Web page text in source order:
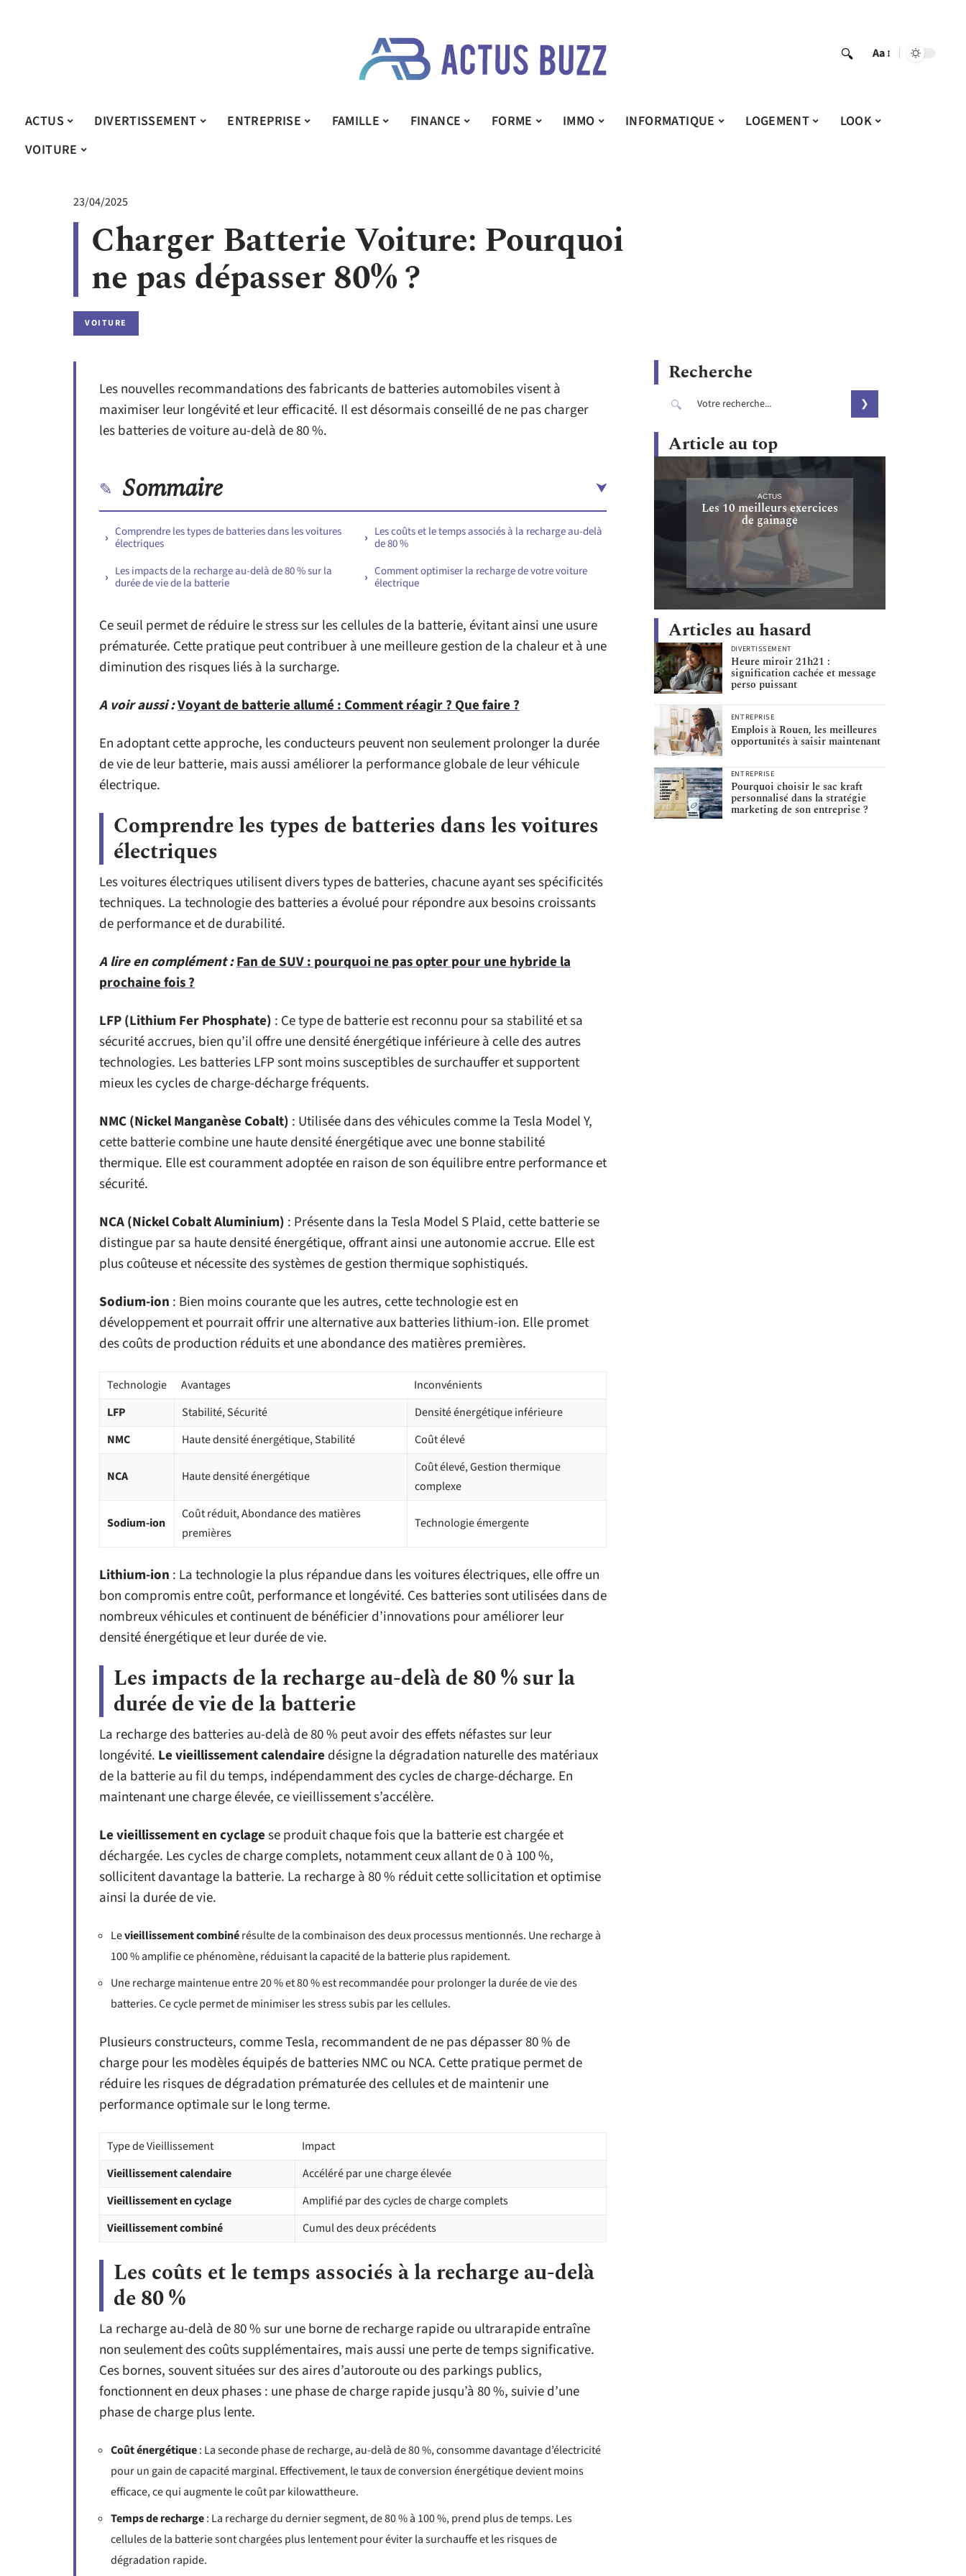
Aa
ACTUS DIVERTISSEMENT ENTREPRISE FAMILLE FINANCE FORME IMMO INFORMATIQUE LOGEMENT
LOOK
VOITURE
23/04/2025
Charger Batterie Voiture: Pourquoi
ne pas dépasser 80% ?
VOITURE
Les nouvelles recommandations des fabricants de batteries automobiles visent à
maximiser leur longévité et leur efficacité. Il est désormais conseillé de ne pas charger
les batteries de voiture au-delà de 80 %.
Sommaire
Comprendre les types de batteries dans les voitures
électriques
Les impacts de la recharge au-delà de 80 % sur la
durée de vie de la batterie
Les coûts et le temps associés à la recharge au-delà
de 80 %
Comment optimiser la recharge de votre voiture
électrique
Ce seuil permet de réduire le stress sur les cellules de la batterie, évitant ainsi une usure
prématurée. Cette pratique peut contribuer à une meilleure gestion de la chaleur et à une
diminution des risques liés à la surcharge.
A voir aussi :Voyant de batterie allumé : Comment réagir ? Que faire ?
En adoptant cette approche, les conducteurs peuvent non seulement prolonger la durée
de vie de leur batterie, mais aussi améliorer la performance globale de leur véhicule
électrique.
Comprendre les types de batteries dans les voitures
électriques
Les voitures électriques utilisent divers types de batteries, chacune ayant ses spécificités
techniques. La technologie des batteries a évolué pour répondre aux besoins croissants
de performance et de durabilité.
A lire en complément :Fan de SUV : pourquoi ne pas opter pour une hybride la
prochaine fois ?
LFP (Lithium Fer Phosphate) : Ce type de batterie est reconnu pour sa stabilité et sa
sécurité accrues, bien qu’il offre une densité énergétique inférieure à celle des autres
technologies. Les batteries LFP sont moins susceptibles de surchauffer et supportent
mieux les cycles de charge-décharge fréquents.
NMC (Nickel Manganèse Cobalt) : Utilisée dans des véhicules comme la Tesla Model Y,
cette batterie combine une haute densité énergétique avec une bonne stabilité
thermique. Elle est couramment adoptée en raison de son équilibre entre performance et
sécurité.
NCA (Nickel Cobalt Aluminium) : Présente dans la Tesla Model S Plaid, cette batterie se
distingue par sa haute densité énergétique, offrant ainsi une autonomie accrue. Elle est
plus coûteuse et nécessite des systèmes de gestion thermique sophistiqués.
Sodium-ion : Bien moins courante que les autres, cette technologie est en
développement et pourrait offrir une alternative aux batteries lithium-ion. Elle promet
des coûts de production réduits et une abondance des matières premières.
Technologie Avantages
Inconvénients
LFP
Stabilité, Sécurité
Densité énergétique inférieure
NMC
Haute densité énergétique, Stabilité Coût élevé
NCA Haute densité énergétique
Coût élevé, Gestion thermique
complexe
Sodium-ion
Coût réduit, Abondance des matières
premières
Technologie émergente
Lithium-ion : La technologie la plus répandue dans les voitures électriques, elle offre un
bon compromis entre coût, performance et longévité. Ces batteries sont utilisées dans de
nombreux véhicules et continuent de bénéficier d’innovations pour améliorer leur
densité énergétique et leur durée de vie.
Les impacts de la recharge au-delà de 80 % sur la
durée de vie de la batterie
La recharge des batteries au-delà de 80 % peut avoir des effets néfastes sur leur
longévité. Le vieillissement calendaire désigne la dégradation naturelle des matériaux
de la batterie au fil du temps, indépendamment des cycles de charge-décharge. En
maintenant une charge élevée, ce vieillissement s’accélère.
Le vieillissement en cyclagese produit chaque fois que la batterie est chargée et
déchargée. Les cycles de charge complets, notamment ceux allant de 0 à 100 %,
sollicitent davantage la batterie. La recharge à 80 % réduit cette sollicitation et optimise
ainsi la durée de vie.
Levieillissement combinérésulte de la combinaison des deux processus mentionnés. Une recharge à
100 % amplifie ce phénomène, réduisant la capacité de la batterie plus rapidement.
Une recharge maintenue entre 20 % et 80 % est recommandée pour prolonger la durée de vie des
batteries. Ce cycle permet de minimiser les stress subis par les cellules.
Plusieurs constructeurs, comme Tesla, recommandent de ne pas dépasser 80 % de
charge pour les modèles équipés de batteries NMC ou NCA. Cette pratique permet de
réduire les risques de dégradation prématurée des cellules et de maintenir une
performance optimale sur le long terme.
Type de Vieillissement
Impact
Vieillissement calendaire
Accéléré par une charge élevée
Vieillissement en cyclage
Amplifié par des cycles de charge complets
Vieillissement combiné
Cumul des deux précédents
Les coûts et le temps associés à la recharge au-delà
de 80 %
La recharge au-delà de 80 % sur une borne de recharge rapide ou ultrarapide entraîne
non seulement des coûts supplémentaires, mais aussi une perte de temps significative.
Ces bornes, souvent situées sur des aires d’autoroute ou des parkings publics,
fonctionnent en deux phases : une phase de charge rapide jusqu’à 80 %, suivie d’une
phase de charge plus lente.
Coût énergétique: La seconde phase de recharge, au-delà de 80 %, consomme davantage d’électricité
pour un gain de capacité marginal. Effectivement, le taux de conversion énergétique devient moins
efficace, ce qui augmente le coût par kilowattheure.
Temps de recharge: La recharge du dernier segment, de 80 % à 100 %, prend plus de temps. Les
cellules de la batterie sont chargées plus lentement pour éviter la surchauffe et les risques de
dégradation rapide.
Recherche
Article au top
ACTUS
Les 10 meilleurs exercices
de gainage
Articles au hasard
DIVERTISSEMENT
Heure miroir 21h21 :
signification cachée et message
perso puissant
ENTREPRISE
Emplois à Rouen, les meilleures
opportunités à saisir maintenant
ENTREPRISE
Pourquoi choisir le sac kraft
personnalisé dans la stratégie
marketing de son entreprise ?